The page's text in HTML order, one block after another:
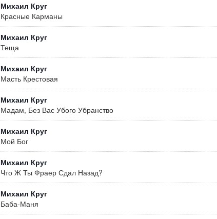
Михаил Круг
Красные Карманы
Михаил Круг
Теща
Михаил Круг
Масть Крестовая
Михаил Круг
Мадам, Без Вас Убого Убранство
Михаил Круг
Мой Бог
Михаил Круг
Что Ж Ты Фраер Сдал Назад?
Михаил Круг
Баба-Маня